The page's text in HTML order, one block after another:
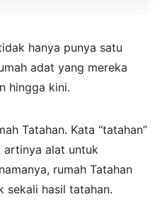
hanya punya satu
adat yang mereka
hingga kini.
Tatahan. Kata “tatahan”
artinya alat untuk
rumah Tatahan
sekali hasil tatahan.